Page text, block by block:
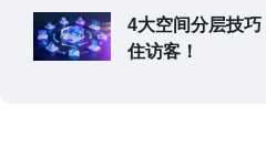
4大空间分层技
住访客！